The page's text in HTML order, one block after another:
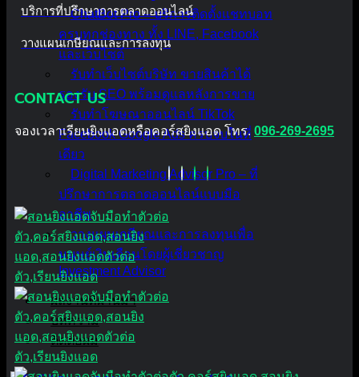
ChatBot Pro – บริการติดตั้งแชทบอท
ครบทุกช่องทาง ทั้ง LINE, Facebook
และเว็บไซต์
รับทำเว็บไซต์บริษัท ขายสินค้าได้
รองรับ SEO พร้อมดูแลหลังการขาย
รับทำโฆษณาออนไลน์ TikTok
Facebook Google Ads ครบจบในที่
เดียว
Digital Marketing Advisor Pro – ที่
ปรึกษาการตลาดออนไลน์แบบมือ
อาชีพ
วางแผนเกษียณและการลงทุนเพื่อ
มนุษย์เงินเดือนโดยผู้เชี่ยวชาญ
Investment Advisor
ผลงานที่ผ่านมา
บทความ
ติดต่อผม
บริการที่ปรึกษาการตลาดออนไลน์
วางแผนเกษียณและการลงทุน
CONTACT US
จองเวลาเรียนยิงแอดหรือคอร์สยิงแอด โทร. 096-269-2695